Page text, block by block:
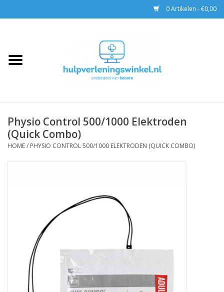
0 Artikelen - €0,00
EHBO
Physio Control 500/1000 Elektroden
(Quick Combo)
HOME/ PHYSIO CONTROL 500/1000 ELEKTRODEN (QUICK COMBO)